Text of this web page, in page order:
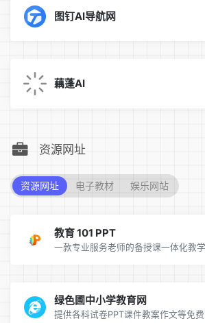
图钉AI导航网
藕蓬AI
资源网址
资源网址 电子教材 娱乐网站
教育 101 PPT
一款专业服务老师的备授课一体化教
绿色圃中小学教育网
提供各科试卷PPT课件教案作文等免